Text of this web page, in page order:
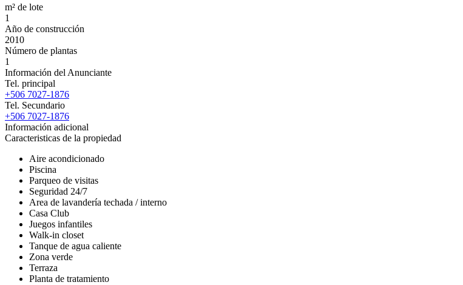
m² de lote
1
Año de construcción
2010
Número de plantas
1
Información del Anunciante
Tel. principal
+506 7027-1876
Tel. Secundario
+506 7027-1876
Información adicional
Caracteristicas de la propiedad
Aire acondicionado
Piscina
Parqueo de visitas
Seguridad 24/7
Area de lavandería techada / interno
Casa Club
Juegos infantiles
Walk-in closet
Tanque de agua caliente
Zona verde
Terraza
Planta de tratamiento